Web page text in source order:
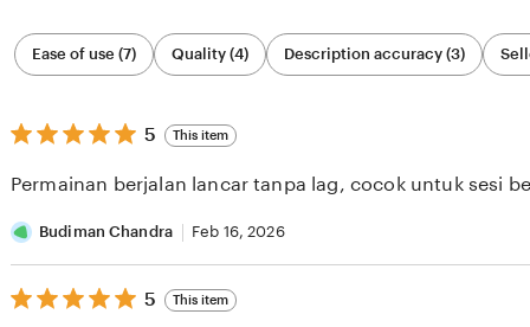
Filter
by
category
Ease of use (7) Quality (4) Description accuracy (3)
5
out
5
5 This item
Permainan berjalan lancar tanpa lag, cocok untuk sesi
Budiman Chandra Feb 16, 2026
5
out
5 This item